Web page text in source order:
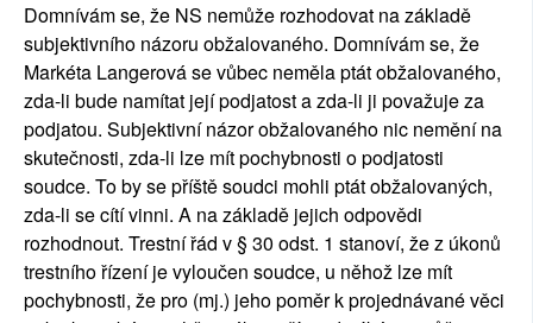
Domnívám se, že NS nemůže rozhodovat na základě
subjektivního názoru obžalovaného. Domnívám se, že
Markéta Langerová se vůbec neměla ptát obžalovaného,
zda-li bude namítat její podjatost a zda-li ji považuje za
podjatou. Subjektivní názor obžalovaného nic nemění na
skutečnosti, zda-li lze mít pochybnosti o podjatosti
soudce. To by se příště soudci mohli ptát obžalovaných,
zda-li se cítí vinni. A na základě jejich odpovědi
rozhodnout. Trestní řád v § 30 odst. 1 stanoví, že z úkonů
trestního řízení je vyloučen soudce, u něhož lze mít
pochybnosti, že pro (mj.) jeho poměr k projednávané věci